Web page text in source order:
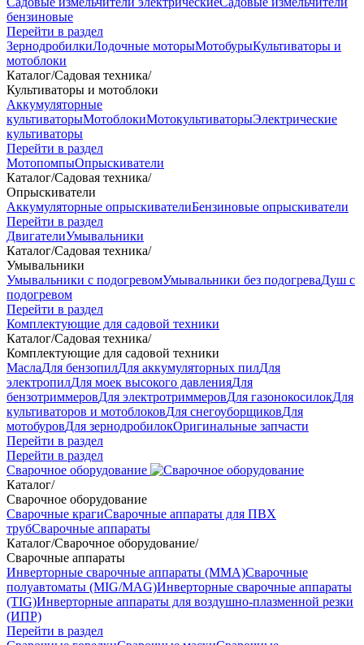
бензиновые
Перейти в раздел
ЗернодробилкиЛодочные моторыМотобурыКультиваторы и
мотоблоки
Каталог/Садовая техника/
Культиваторы и мотоблоки
Аккумуляторные
культиваторыМотоблокиМотокультиваторыЭлектрические
культиваторы
Перейти в раздел
МотопомпыОпрыскиватели
Каталог/Садовая техника/
Опрыскиватели
Аккумуляторные опрыскивателиБензиновые опрыскиватели
Перейти в раздел
ДвигателиУмывальники
Каталог/Садовая техника/
Умывальники
Умывальники с подогревомУмывальники без подогреваДуш с
подогревом
Перейти в раздел
Комплектующие для садовой техники
Каталог/Садовая техника/
Комплектующие для садовой техники
МаслаДля бензопилДля аккумуляторных пилДля
электропилДля моек высокого давленияДля
бензотриммеровДля электротриммеровДля газонокосилокДля
культиваторов и мотоблоковДля снегоуборщиковДля
мотобуровДля зернодробилокОригинальные запчасти
Перейти в раздел
Перейти в раздел
Сварочное оборудование
Каталог/
Сварочное оборудование
Сварочные крагиСварочные аппараты для ПВХ
трубСварочные аппараты
Каталог/Сварочное оборудование/
Сварочные аппараты
Инверторные сварочные аппараты (ММА)Сварочные
полуавтоматы (MIG/MAG)Инверторные сварочные аппараты
(TIG)Инверторные аппараты для воздушно-плазменной резки
(ИПР)
Перейти в раздел